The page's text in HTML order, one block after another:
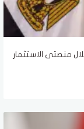
منصتى الاستثمار